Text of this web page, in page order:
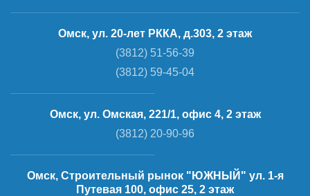
Омск, ул. 20-лет РККА, д.303, 2 этаж
(3812) 51-56-39
(3812) 59-45-04
Омск, ул. Омская, 221/1, офис 4, 2 этаж
(3812) 20-90-96
Омск, Строительный рынок "ЮЖНЫЙ" ул. 1-я
Путевая 100, офис 25, 2 этаж